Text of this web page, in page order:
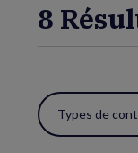
8
Utiliser
ces
Types de